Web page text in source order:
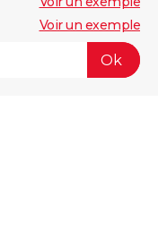
Voir un exemple